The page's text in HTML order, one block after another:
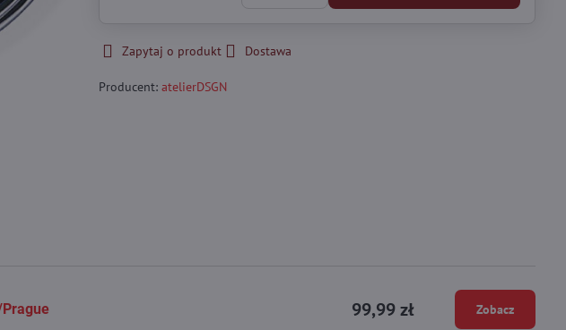
Zapytaj o produkt Dostawa
Producent:atelierDSGN
99,99 zł Zobacz